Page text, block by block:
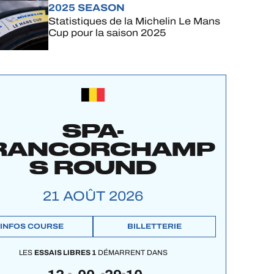
2025 SEASON
Statistiques de la Michelin Le Mans
Cup pour la saison 2025
SPA-
S ROUND
21 AOÛT 2026
INFOS COURSE BILLETTERIE
LES ESSAIS LIBRES 1DÉMARRENT DANS